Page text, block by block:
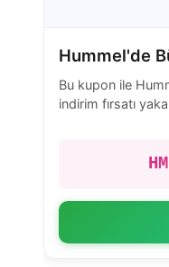
Hummel'de
Bu kupon ile
indirim fırsatı